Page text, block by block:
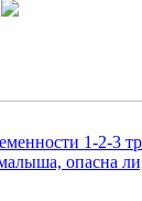
1-2-3
опасна